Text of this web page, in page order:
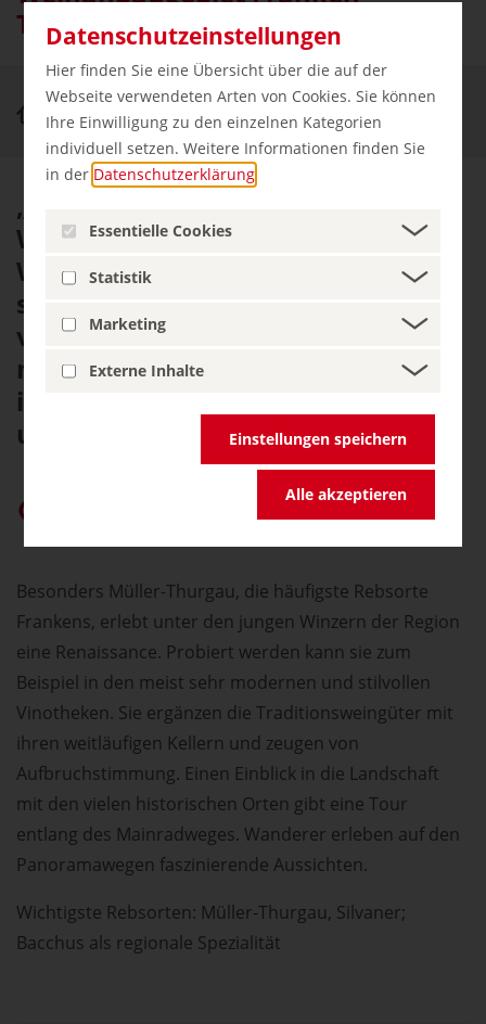
Datenschutzeinstellungen
Hier finden Sie eine Übersicht über die auf der
Webseite verwendeten Arten von Cookies. Sie können
Ihre Einwilligung zu den einzelnen Kategorien
individuell setzen. Weitere Informationen finden Sie
in der Datenschutzerklärung
Essentielle Cookies
Statistik
Marketing
Externe Inhalte
Einstellungen speichern
Alle akzeptieren
Tradition und Moderne
Erleben & Genießen Franken
„Sende mir noch einige
Würzburger, denn kein anderer
Wein will mir schmecken“,
schwärmte bereits Goethe. Heute
verkörpert Franken eine der
modernsten Weinregionen mit
internationalen Spitzenweinen
und moderner Weinarchitektur.
germany.travel bei Google bevorzugen
Besonders Müller-Thurgau, die häufigste Rebsorte
Frankens, erlebt unter den jungen Winzern der Region
eine Renaissance. Probiert werden kann sie zum
Beispiel in den meist sehr modernen und stilvollen
Vinotheken. Sie ergänzen die Traditionsweingüter mit
ihren weitläufigen Kellern und zeugen von
Aufbruchstimmung. Einen Einblick in die Landschaft
mit den vielen historischen Orten gibt eine Tour
entlang des Mainradweges. Wanderer erleben auf den
Panoramawegen faszinierende Aussichten.
Wichtigste Rebsorten: Müller-Thurgau, Silvaner;
Bacchus als regionale Spezialität